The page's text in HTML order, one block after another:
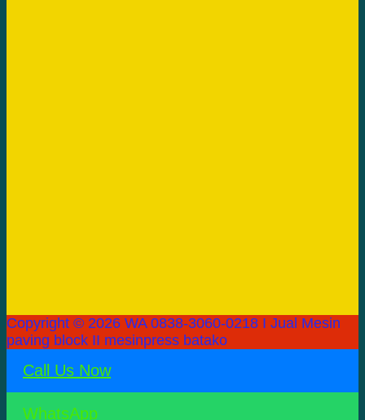
Copyright © 2026 WA 0838-3060-0218 I Jual Mesin
paving block II mesinpress batako
Call Us Now
WhatsApp